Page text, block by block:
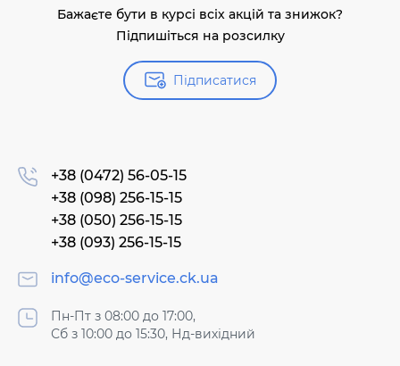
Бажаєте бути в курсі всіх акцій та знижок?
Підпишіться на розсилку
Підписатися
+38 (0472) 56-05-15
+38 (098) 256-15-15
+38 (050) 256-15-15
+38 (093) 256-15-15
info@eco-service.ck.ua
Пн-Пт з 08:00 до 17:00,
Сб з 10:00 до 15:30, Нд-вихідний